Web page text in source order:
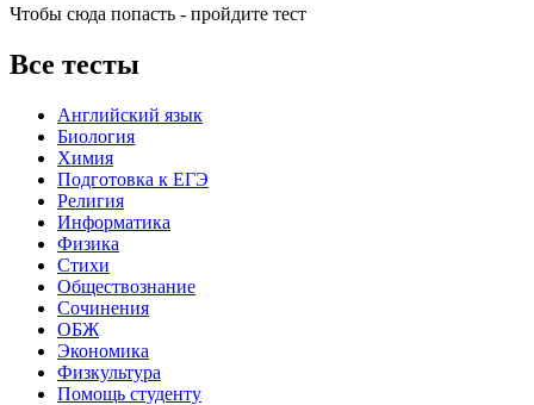
Чтобы сюда попасть - пройдите тест
Все тесты
Английский язык
Биология
Химия
Подготовка к ЕГЭ
Религия
Информатика
Физика
Стихи
Обществознание
Сочинения
ОБЖ
Экономика
Физкультура
Помощь студенту